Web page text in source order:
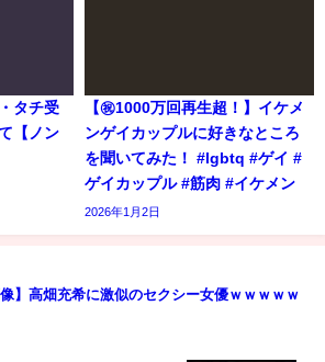
タチ受
【ノン
【㊗️1000万回再生超！】イケメ
ンゲイカップルに好きなところ
を聞いてみた！ #lgbtq #ゲイ #
ゲイカップル #筋肉 #イケメン
2026年1月2日
像】高畑充希に激似のセクシー女優ｗｗｗｗｗ